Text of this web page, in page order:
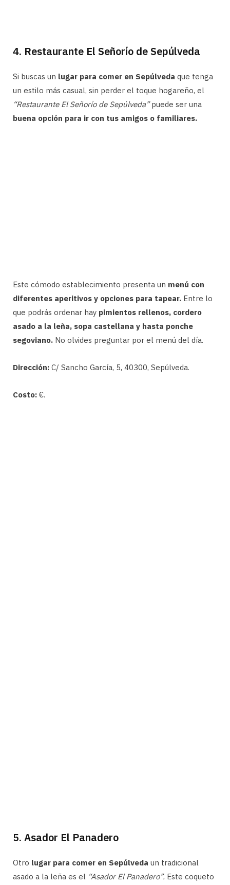
4. Restaurante El Señorío de Sepúlveda
Si buscas un lugar para comer en Sepúlveda que tenga
un estilo más casual, sin perder el toque hogareño, el
“Restaurante El Señorío de Sepúlveda”puede ser una
buena opción para ir con tus amigos o familiares.
Este cómodo establecimiento presenta un menú con
diferentes aperitivos y opciones para tapear. Entre lo
que podrás ordenar hay pimientos rellenos, cordero
asado a la leña, sopa castellana y hasta ponche
segoviano. No olvides preguntar por el menú del día.
Dirección: C/ Sancho García, 5, 40300, Sepúlveda.
Costo: €.
5. Asador El Panadero
Otro lugar para comer en Sepúlveda un tradicional
asado a la leña es el “Asador El Panadero”. Este coqueto